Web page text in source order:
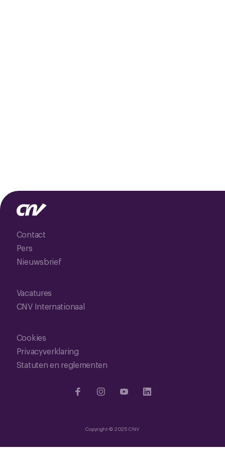
Contact
Pers
Nieuwsbrief
Vacatures
CNV Internationaal
Cookies
Privacyverklaring
Statuten en reglementen
Copyright © 2025 CNV